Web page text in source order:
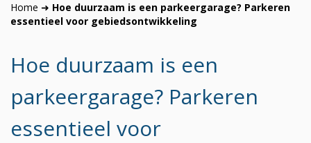
Home ➜ Hoe duurzaam is een parkeergarage? Parkeren
essentieel voor gebiedsontwikkeling
Hoe duurzaam is een
parkeergarage? Parkeren
essentieel voor